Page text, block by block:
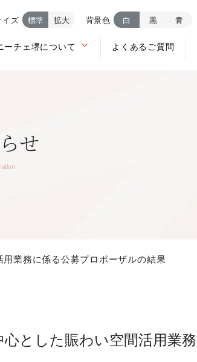
イズ 標準 拡大 背景色 白 黒 青
ーチェ堺について よくあるご質問
せ
業務に係る公募プロポーザルの結果
とした賑わい空間活用業